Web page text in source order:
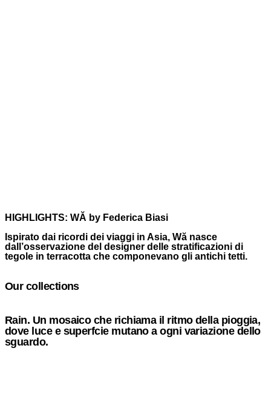
HIGHLIGHTS: WĂ by Federica Biasi
Ispirato dai ricordi dei viaggi in Asia, Wă nasce
dall’osservazione del designer delle stratificazioni di
tegole in terracotta che componevano gli antichi tetti.
Our collections
Rain. Un mosaico che richiama il ritmo della pioggia,
dove luce e superfcie mutano a ogni variazione dello
sguardo.